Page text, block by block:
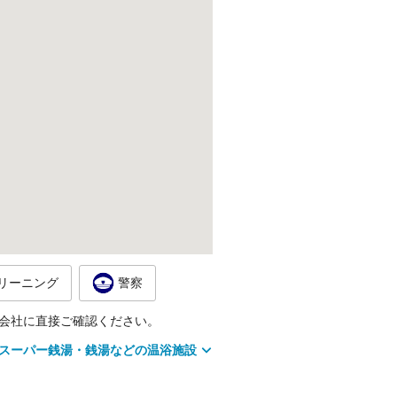
ーニング 警察
に直接ご確認ください。
ーパー銭湯・銭湯などの温浴施設